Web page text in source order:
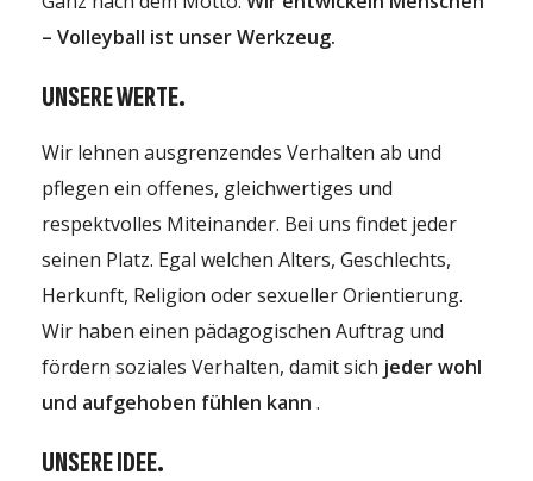
– Volleyball ist unser Werkzeug.
UNSERE WERTE.
Wir lehnen ausgrenzendes Verhalten ab und
pflegen ein offenes, gleichwertiges und
respektvolles Miteinander. Bei uns findet jeder
seinen Platz. Egal welchen Alters, Geschlechts,
Herkunft, Religion oder sexueller Orientierung.
Wir haben einen pädagogischen Auftrag und
fördern soziales Verhalten, damit sich jeder wohl
und aufgehoben fühlen kann .
UNSERE IDEE.